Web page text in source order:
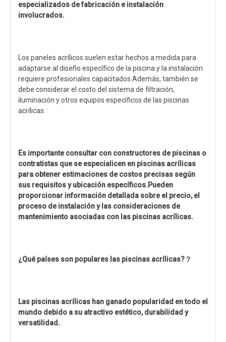
especializados de fabricación e instalación
involucrados.
Los paneles acrílicos suelen estar hechos a medida para
adaptarse al diseño específico de la piscina y la instalación
requiere profesionales capacitados.Además, también se
debe considerar el costo del sistema de filtración,
iluminación y otros equipos específicos de las piscinas
acrílicas.
Es importante consultar con constructores de piscinas o
contratistas que se especialicen en piscinas acrílicas
para obtener estimaciones de costos precisas según
sus requisitos y ubicación específicos.Pueden
proporcionar información detallada sobre el precio, el
proceso de instalación y las consideraciones de
mantenimiento asociadas con las piscinas acrílicas.
¿Qué países son populares las piscinas acrílicas? ？
Las piscinas acrílicas han ganado popularidad en todo el
mundo debido a su atractivo estético, durabilidad y
versatilidad.